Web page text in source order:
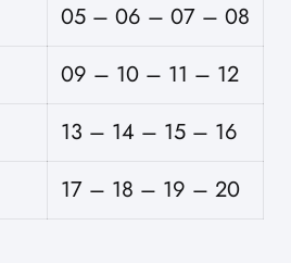
05 – 06 – 07 – 08
09 – 10 – 11 – 12
13 – 14 – 15 – 16
17 – 18 – 19 – 20